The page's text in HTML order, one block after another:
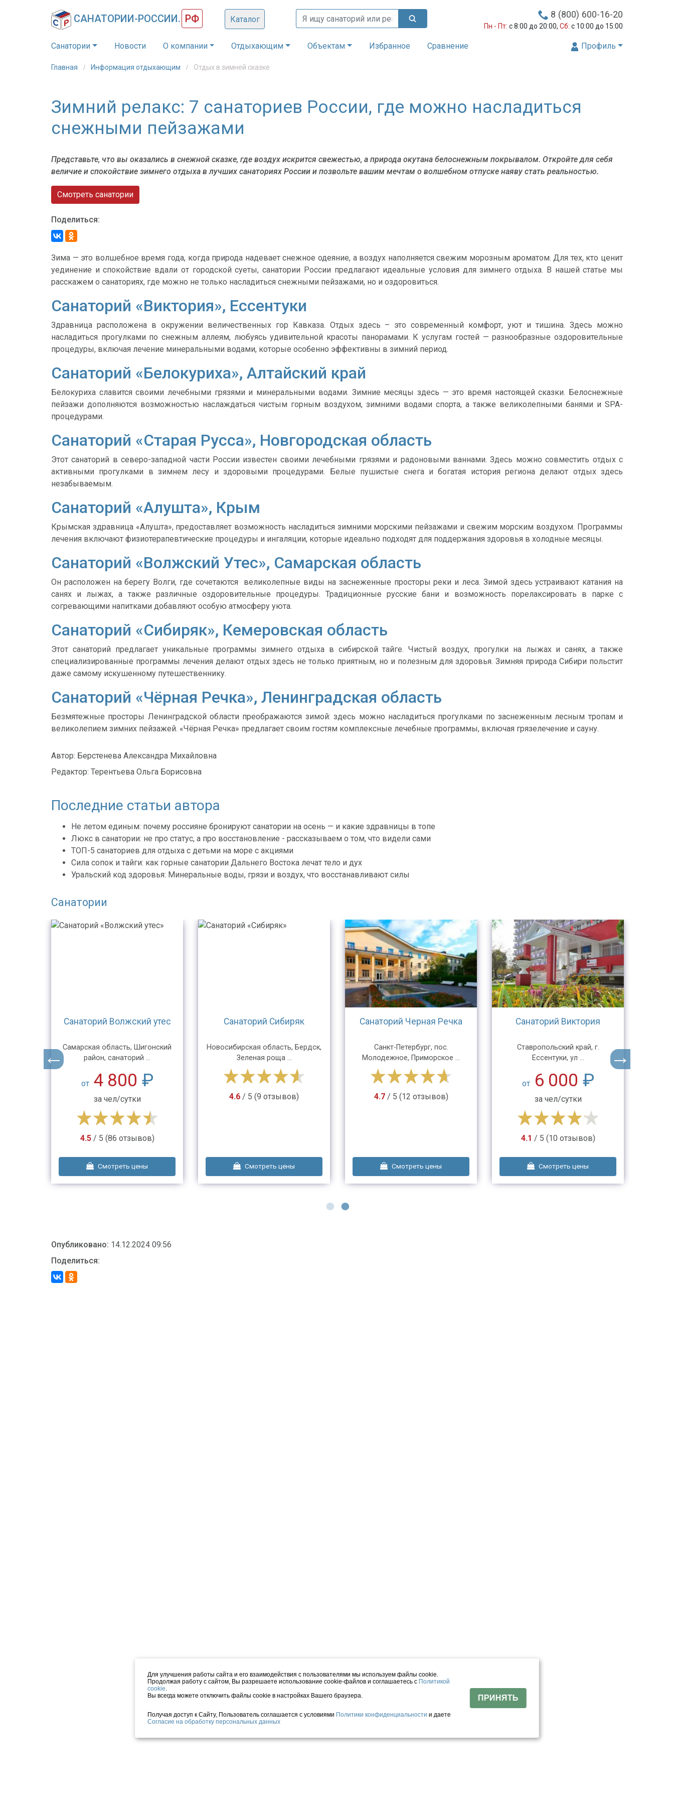
САНАТОРИИ-РОССИИ. РФ Каталог 8 (800) 600-16-20
Пн - Пт: с 8:00 до 20:00, Сб: с 10:00 до 15:00
Санатории Новости О компании Отдыхающим Объектам Избранное Сравнение Профиль
Главная Информация отдыхающим Отдых в зимней сказке
Зимний релакс: 7 санаториев России, где можно насладиться
снежными пейзажами
Представьте, что вы оказались в снежной сказке, где воздух искрится свежестью, а природа окутана белоснежным покрывалом. Откройте для себя
величие и спокойствие зимнего отдыха в лучших санаториях России и позвольте вашим мечтам о волшебном отпуске наяву стать реальностью.
Смотреть санатории
Поделиться:
Зима — это волшебное время года, когда природа надевает снежное одеяние, а воздух наполняется свежим морозным ароматом. Для тех, кто ценит
уединение и спокойствие вдали от городской суеты, санатории России предлагают идеальные условия для зимнего отдыха. В нашей статье мы
расскажем о санаториях, где можно не только насладиться снежными пейзажами, но и оздоровиться.
Санаторий «Виктория», Ессентуки
Здравница расположена в окружении величественных гор Кавказа. Отдых здесь – это современный комфорт, уют и тишина. Здесь можно
насладиться прогулками по снежным аллеям, любуясь удивительной красоты панорамами. К услугам гостей — разнообразные оздоровительные
процедуры, включая лечение минеральными водами, которые особенно эффективны в зимний период.
Санаторий «Белокуриха», Алтайский край
Белокуриха славится своими лечебными грязями и минеральными водами. Зимние месяцы здесь — это время настоящей сказки. Белоснежные
пейзажи дополняются возможностью наслаждаться чистым горным воздухом, зимними водами спорта, а также великолепными банями и SPA-
процедурами.
Санаторий «Старая Русса», Новгородская область
Этот санаторий в северо-западной части России известен своими лечебными грязями и радоновыми ваннами. Здесь можно совместить отдых с
активными прогулками в зимнем лесу и здоровыми процедурами. Белые пушистые снега и богатая история региона делают отдых здесь
незабываемым.
Санаторий «Алушта», Крым
Крымская здравница «Алушта», предоставляет возможность насладиться зимними морскими пейзажами и свежим морским воздухом. Программы
лечения включают физиотерапевтические процедуры и ингаляции, которые идеально подходят для поддержания здоровья в холодные месяцы.
Санаторий «Волжский Утес», Самарская область
Он расположен на берегу Волги, где сочетаются великолепные виды на заснеженные просторы реки и леса. Зимой здесь устраивают катания на
санях и лыжах, а также различные оздоровительные процедуры. Традиционные русские бани и возможность порелаксировать в парке с
согревающими напитками добавляют особую атмосферу уюта.
Санаторий «Сибиряк», Кемеровская область
Этот санаторий предлагает уникальные программы зимнего отдыха в сибирской тайге. Чистый воздух, прогулки на лыжах и санях, а также
специализированные программы лечения делают отдых здесь не только приятным, но и полезным для здоровья. Зимняя природа Сибири польстит
даже самому искушенному путешественнику.
Санаторий «Чёрная Речка», Ленинградская область
Безмятежные просторы Ленинградской области преображаются зимой: здесь можно насладиться прогулками по заснеженным лесным тропам и
великолепием зимних пейзажей. «Чёрная Речка» предлагает своим гостям комплексные лечебные программы, включая грязелечение и сауну.
Автор: Берстенева Александра Михайловна
Редактор: Терентьева Ольга Борисовна
Последние статьи автора
Не летом единым: почему россияне бронируют санатории на осень — и какие здравницы в топе
Люкс в санатории: не про статус, а про восстановление - рассказываем о том, что видели сами
ТОП-5 санаториев для отдыха с детьми на море с акциями
Сила сопок и тайги: как горные санатории Дальнего Востока лечат тело и дух
Уральский код здоровья: Минеральные воды, грязи и воздух, что восстанавливают силы
Санатории
Санаторий Волжский утес
Самарская область, Шигонский
район, санаторий ...
от 4 800 ₽
за чел/сутки
Смотреть цены
4.5/ 5 (86 отзывов)
Санаторий Сибиряк
Новосибирская область, Бердск,
Зеленая роща ...
Смотреть цены
4.6 / 5 (9 отзывов)
Санаторий Черная Речка
Санкт-Петербург, пос.
Молодежное, Приморское ...
Смотреть цены
4.7/ 5 (12 отзывов)
Санаторий Виктория
Ставропольский край, г.
Ессентуки, ул ...
от 6 000 ₽
за чел/сутки
Смотреть цены
4.1 / 5 (10 отзывов)
Опубликовано: 14.12.2024 09:56
Поделиться:
Для улучшения работы сайта и его взаимодействия с пользователями мы используем файлы cookie.
Продолжая работу с сайтом, Вы разрешаете использование cookie-файлов и соглашаетесь с Политикой
cookie.
Вы всегда можете отключить файлы cookie в настройках Вашего браузера.
Получая доступ к Сайту, Пользователь соглашается с условиями Политики конфиденциальности и даете
Согласие на обработку персональных данных
ПРИНЯТЬ